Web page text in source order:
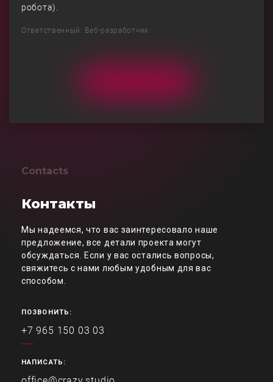
робота).
Ответственный: Веб-разработчик
Contacts
Контакты
Мы надеемся, что вас заинтересовало наше
предложение, все детали проекта могут
обсуждаться. Если у вас остались вопросы,
свяжитесь с нами любым удобным для вас
способом.
ПОЗВОНИТЬ:
+7 965 150 03 03
НАПИСАТЬ: